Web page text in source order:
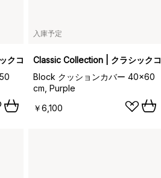
クコレクション
入庫予定
Classic Collection | クラシック
Block クッションカバー 40x60
cm, Purple
￥6,100